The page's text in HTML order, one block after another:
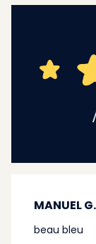
MANUEL G.
beau bleu